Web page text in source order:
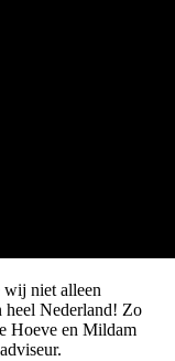
wij niet alleen
heel Nederland! Zo
Hoeve en Mildam